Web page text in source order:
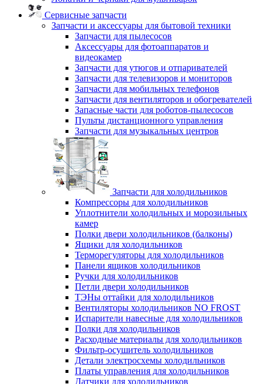
Сервисные запчасти
Запчасти и аксессуары для бытовой техники
Запчасти для пылесосов
Аксессуары для фотоаппаратов и
видеокамер
Запчасти для утюгов и отпаривателей
Запчасти для телевизоров и мониторов
Запчасти для мобильных телефонов
Запчасти для вентиляторов и обогревателей
Запасные части для роботов-пылесосов
Пульты дистанционного управления
Запчасти для музыкальных центров
Запчасти для холодильников
Компрессоры для холодильников
Уплотнители холодильных и морозильных
камер
Полки двери холодильников (балконы)
Ящики для холодильников
Терморегуляторы для холодильников
Панели ящиков холодильников
Ручки для холодильников
Петли двери холодильников
ТЭНы оттайки для холодильников
Вентиляторы холодильников NO FROST
Испарители навесные для холодильников
Полки для холодильников
Расходные материалы для холодильников
Фильтр-осушитель холодильников
Детали электросхемы холодильников
Платы управления для холодильников
Датчики для холодильников